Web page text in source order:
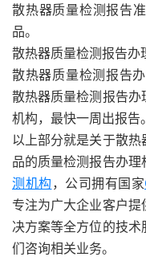
散热器质量检测报告
品。
散热器质量检测报告办
散热器质量检测报告
散热器质量检测报告
机构，最快一周出报告。
以上部分就是关于散
品的质量检测报告办
测机构 ，公司拥有国家
专注为广大企业客户
决方案等全方位的技
们咨询相关业务。